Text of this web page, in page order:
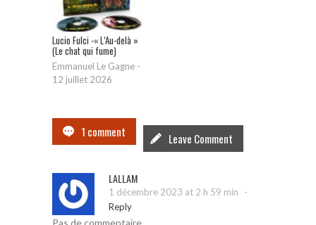
Lucio Fulci -« L’Au-delà »
(Le chat qui fume)
Emmanuel Le Gagne -
12 juillet 2026
1 comment Leave Comment
LALLAM
1 décembre 2023 at 2 h 59 min -
Reply
Pas de commentaire